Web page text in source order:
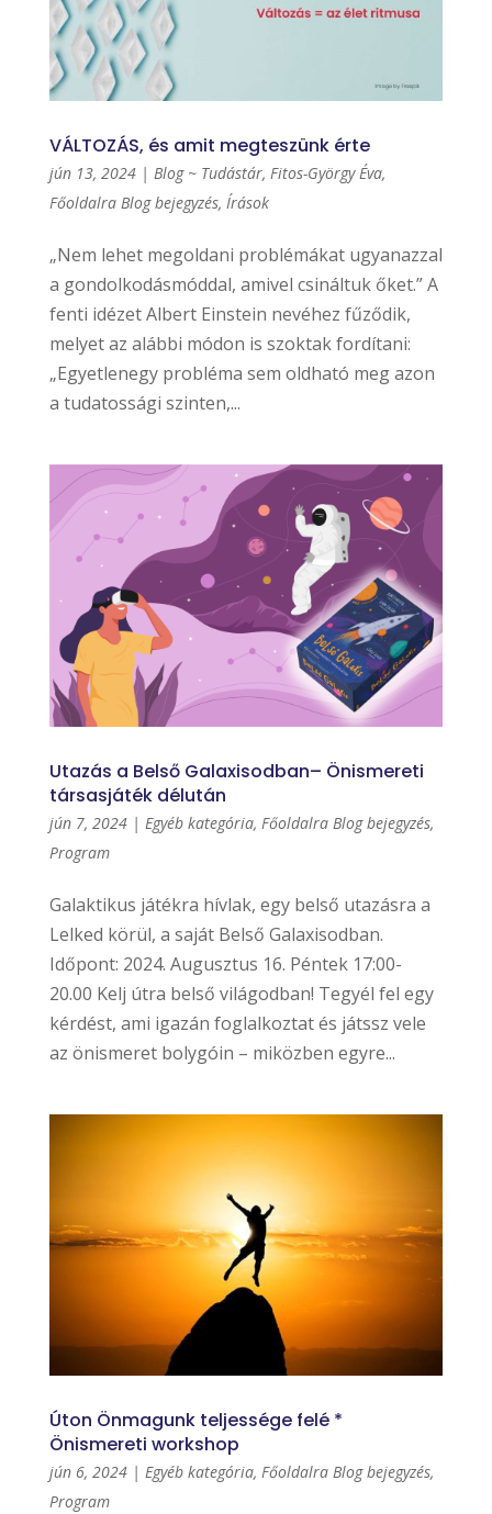
VÁLTOZÁS, és amit megteszünk érte
jún 13, 2024| Blog ~ Tudástár, Fitos-György Éva,
Főoldalra Blog bejegyzés, Írások
„Nem lehet megoldani problémákat ugyanazzal
a gondolkodásmóddal, amivel csináltuk őket.” A
fenti idézet Albert Einstein nevéhez fűződik,
melyet az alábbi módon is szoktak fordítani:
„Egyetlenegy probléma sem oldható meg azon
a tudatossági szinten,...
Utazás a Belső Galaxisodban– Önismereti
társasjáték délután
jún 7, 2024| Egyéb kategória, Főoldalra Blog bejegyzés,
Program
Galaktikus játékra hívlak, egy belső utazásra a
Lelked körül, a saját Belső Galaxisodban.
Időpont: 2024. Augusztus 16. Péntek 17:00-
20.00 Kelj útra belső világodban! Tegyél fel egy
kérdést, ami igazán foglalkoztat és játssz vele
az önismeret bolygóin – miközben egyre...
Úton Önmagunk teljessége felé *
Önismereti workshop
jún 6, 2024| Egyéb kategória, Főoldalra Blog bejegyzés,
Program